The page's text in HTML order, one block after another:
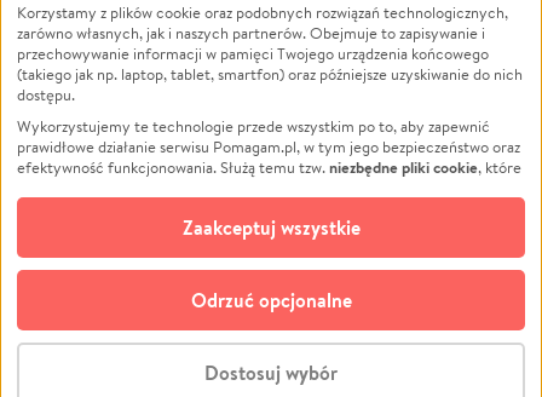
Zwierzęta
Pożar
Ukraina
Pomoc Finansowa
Projekty
Pogrzeb
Społeczność lokalna
Kultura
Powódź
Wichura
NGO
Edukacja
Podróż
Impreza
Ochrona środowiska
Biznes
© CROWDING SP. Z O.O.
Korzystamy z plików cookie oraz podobnych rozwiązań technologicznych,
zarówno własnych, jak i naszych partnerów. Obejmuje to zapisywanie i
przechowywanie informacji w pamięci Twojego urządzenia końcowego
(takiego jak np. laptop, tablet, smartfon) oraz późniejsze uzyskiwanie do nich
dostępu.
Wykorzystujemy te technologie przede wszystkim po to, aby zapewnić
prawidłowe działanie serwisu Pomagam.pl, w tym jego bezpieczeństwo oraz
efektywność funkcjonowania. Służą temu tzw.niezbędne pliki cookie, które
opcjonalnych plików cookie
technologii do celów analitycznych i retargetingowych. Możesz wyrazić
zgodę na ich stosowanie lub jej odmówić. W dowolnym momencie masz
możliwość zmiany swoich preferencji na stronie „Zarządzaj zgodami cookie”,
do której link znajdziesz w stopce serwisu Pomagam.pl. Opcjonalne pliki
cookie wykorzystywane są w następujących celach:
działanie serwisu Pomagam.pl. Dzięki nim możemy zrozumieć, jak
Dostosuj wybór
Odrzuć opcjonalne
Zaakceptuj wszystkie